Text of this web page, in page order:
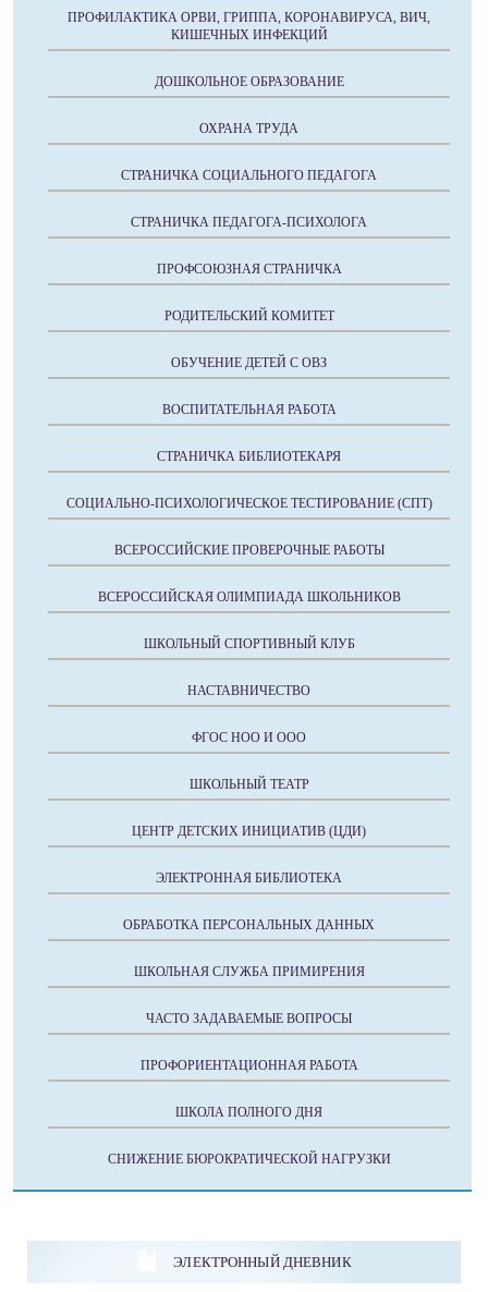
ПРОФИЛАКТИКА ОРВИ, ГРИППА, КОРОНАВИРУСА, ВИЧ,
КИШЕЧНЫХ ИНФЕКЦИЙ
ДОШКОЛЬНОЕ ОБРАЗОВАНИЕ
ОХРАНА ТРУДА
СТРАНИЧКА СОЦИАЛЬНОГО ПЕДАГОГА
СТРАНИЧКА ПЕДАГОГА-ПСИХОЛОГА
ПРОФСОЮЗНАЯ СТРАНИЧКА
РОДИТЕЛЬСКИЙ КОМИТЕТ
ОБУЧЕНИЕ ДЕТЕЙ С ОВЗ
ВОСПИТАТЕЛЬНАЯ РАБОТА
СТРАНИЧКА БИБЛИОТЕКАРЯ
СОЦИАЛЬНО-ПСИХОЛОГИЧЕСКОЕ ТЕСТИРОВАНИЕ (СПТ)
ВСЕРОССИЙСКИЕ ПРОВЕРОЧНЫЕ РАБОТЫ
ВСЕРОССИЙСКАЯ ОЛИМПИАДА ШКОЛЬНИКОВ
ШКОЛЬНЫЙ СПОРТИВНЫЙ КЛУБ
НАСТАВНИЧЕСТВО
ФГОС НОО И ООО
ШКОЛЬНЫЙ ТЕАТР
ЦЕНТР ДЕТСКИХ ИНИЦИАТИВ (ЦДИ)
ЭЛЕКТРОННАЯ БИБЛИОТЕКА
ОБРАБОТКА ПЕРСОНАЛЬНЫХ ДАННЫХ
ШКОЛЬНАЯ СЛУЖБА ПРИМИРЕНИЯ
ЧАСТО ЗАДАВАЕМЫЕ ВОПРОСЫ
ПРОФОРИЕНТАЦИОННАЯ РАБОТА
ШКОЛА ПОЛНОГО ДНЯ
СНИЖЕНИЕ БЮРОКРАТИЧЕСКОЙ НАГРУЗКИ
ЭЛЕКТРОННЫЙ ДНЕВНИК